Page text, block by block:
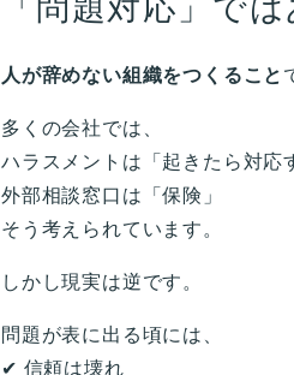
人が辞めない組織をつくること
多くの会社では、
ハラスメントは「起きたら対応
外部相談窓口は「保険」
そう考えられています。
しかし現実は逆です。
問題が表に出る頃には、
✔ 信頼は壊れ